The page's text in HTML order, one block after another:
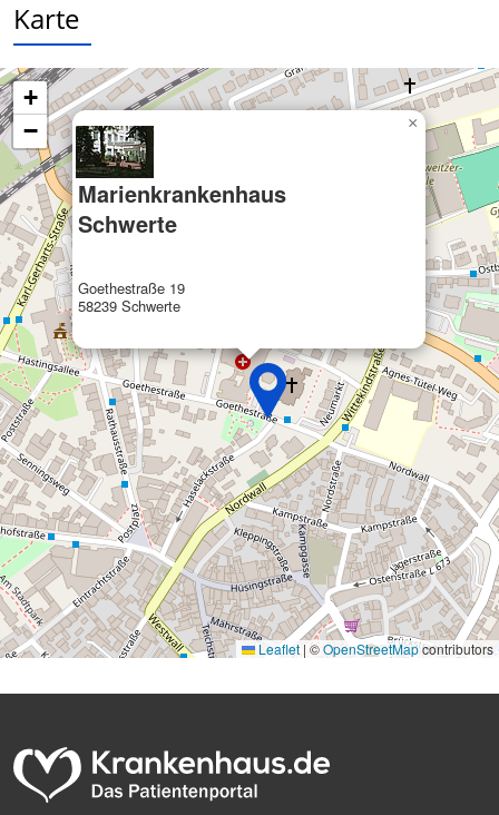
Karte
Marienkrankenhaus
Schwerte
Goethestraße 19
58239 Schwerte
×
+
−
Leaflet | ©OpenStreetMapcontributors
Werbung